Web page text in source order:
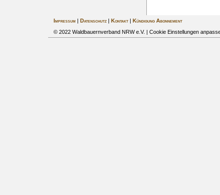
Impressum| Datenschutz| Kontakt|
Kündigung Abonnement
© 2022 Waldbauernverband NRW e.V. | Cookie Einstellungen